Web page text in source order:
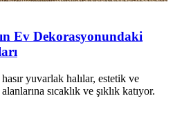
Ev Dekorasyonundaki
yuvarlak halılar, estetik ve
sıcaklık ve şıklık katıyor.